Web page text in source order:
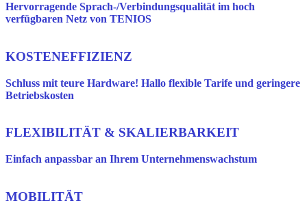
Hervorragende Sprach-/Verbindungsqualität im hoch
verfügbaren Netz von TENIOS
KOSTENEFFIZIENZ
Schluss mit teure Hardware! Hallo flexible Tarife und geringere
Betriebskosten
FLEXIBILITÄT & SKALIERBARKEIT
Einfach anpassbar an Ihrem Unternehmenswachstum
MOBILITÄT